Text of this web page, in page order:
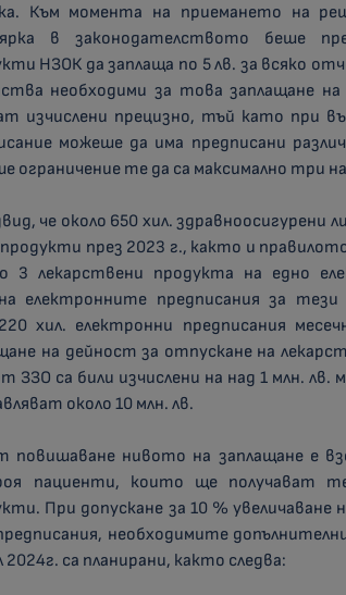
Към момента на приемането на
в законодателството беше
НЗОК да заплаща по 5 лв. за всяко
необходими за това заплащане на
изчислени прецизно, тъй като при
можеше да има предписани
ограничение те да са максимално три
че около 650 хил. здравноосигурени
през 2023 г., както и
3 лекарствени продукта на едно
електронните предписания за
хил. електронни предписания
на дейност за отпускане на
ЗЗО са били изчислени на над 1 млн.
около 10 млн. лв.
нивото на заплащане е
пациенти, които ще получават
При допускане за 10 %
необходимите
са планирани, както следва: